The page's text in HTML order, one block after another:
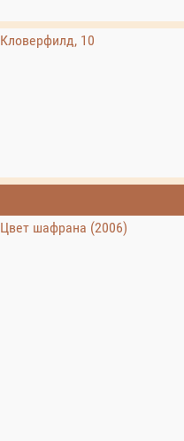
Кловерфилд, 10
Цвет шафрана (2006)